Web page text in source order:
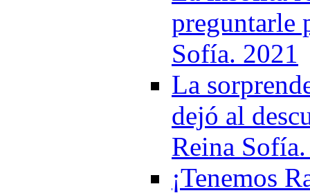
preguntarle
Sofía. 2021
La
dejó al
Reina
¡Tenemos